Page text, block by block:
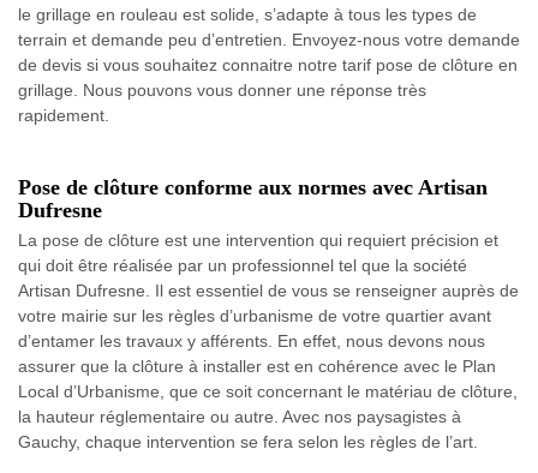
le grillage en rouleau est solide, s’adapte à tous les types de
terrain et demande peu d’entretien. Envoyez-nous votre demande
de devis si vous souhaitez connaitre notre tarif pose de clôture en
grillage. Nous pouvons vous donner une réponse très
rapidement.
Pose de clôture conforme aux normes avec Artisan
Dufresne
La pose de clôture est une intervention qui requiert précision et
qui doit être réalisée par un professionnel tel que la société
Artisan Dufresne. Il est essentiel de vous se renseigner auprès de
votre mairie sur les règles d’urbanisme de votre quartier avant
d’entamer les travaux y afférents. En effet, nous devons nous
assurer que la clôture à installer est en cohérence avec le Plan
Local d’Urbanisme, que ce soit concernant le matériau de clôture,
la hauteur réglementaire ou autre. Avec nos paysagistes à
Gauchy, chaque intervention se fera selon les règles de l’art.